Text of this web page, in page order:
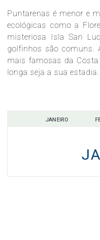
Equinox®
Infinity®
Puntarenas é menor e
ecológicas como a
misteriosa Isla San
golfinhos são comuns.
mais famosas da
longa seja a sua estadia.
JANEIRO